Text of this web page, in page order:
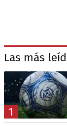
Las más
1